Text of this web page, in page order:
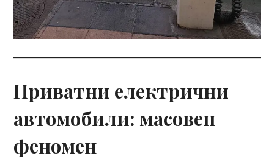
Приватни електрични
автомобили: масовен
феномен